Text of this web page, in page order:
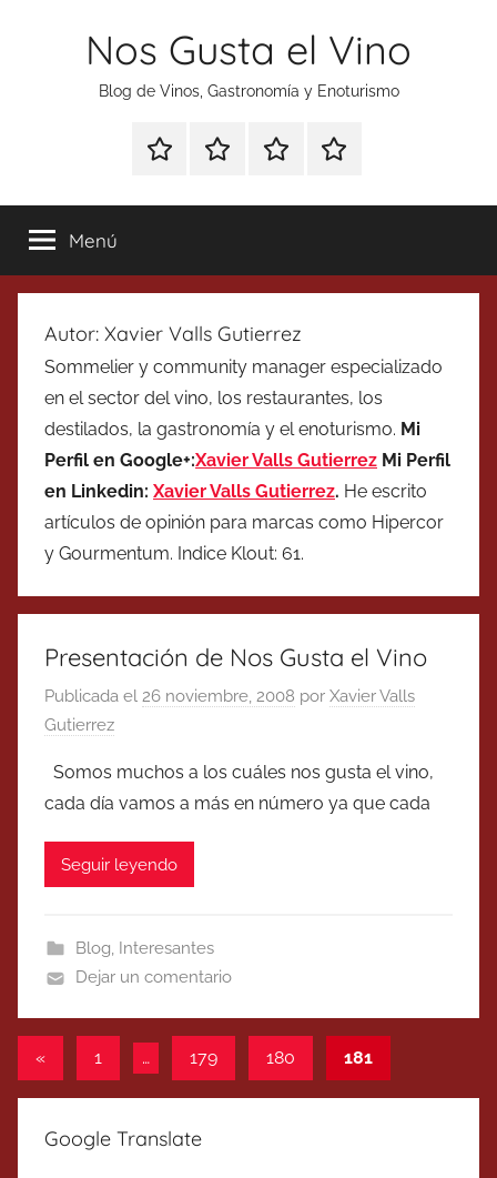
Nos Gusta el Vino
Blog de Vinos, Gastronomía y Enoturismo
Especial
Tonics
Enoturismo
Gastronomía
RankingContacto
Menú
Autor: Xavier Valls Gutierrez
Sommelier y community manager especializado
en el sector del vino, los restaurantes, los
destilados, la gastronomía y el enoturismo. Mi
Perfil en Google+:Xavier Valls Gutierrez Mi Perfil
en Linkedin: Xavier Valls Gutierrez. He escrito
artículos de opinión para marcas como Hipercor
y Gourmentum. Indice Klout: 61.
Presentación de Nos Gusta el Vino
Publicada el 26 noviembre, 2008 por Xavier Valls
Gutierrez
Somos muchos a los cuáles nos gusta el vino,
cada día vamos a más en número ya que cada
Seguir leyendo
Blog, Interesantes
Dejar un comentario
Paginación
de
entradas
«Entradas
anteriores
1 … 179 180 181
Google Translate